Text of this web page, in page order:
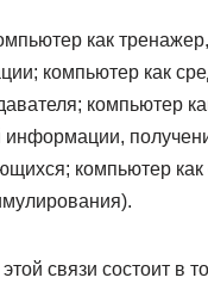
как
компьютер как
компьютер
информации,
компьютер как
связи состоит в